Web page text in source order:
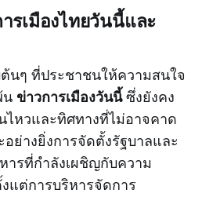
รเมืองไทยวันนี้และ
นๆ ที่ประชาชนให้ความสนใจ
น ข่าวการเมืองวันนี้ซึ่งยังคง
ไหวและทิศทางที่ไม่อาจคาด
อย่างยิ่งการจัดตั้งรัฐบาลและ
ารที่กำลังเผชิญกับความ
แต่การบริหารจัดการ